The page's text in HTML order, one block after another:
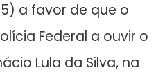
a favor de que o
Federal a ouvir o
Lula da Silva, na